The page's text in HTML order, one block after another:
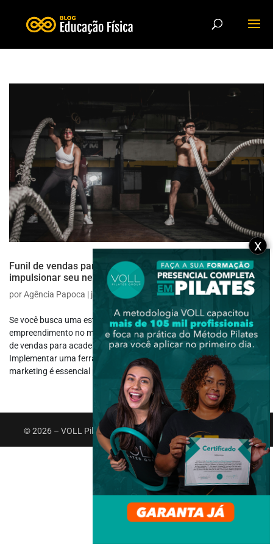
Funil de vendas para academia: passo a passo para
impulsionar seu negócio
porAgência Papoca | jun 17, 2024| Atuação Profissional,Carreira
Se você busca uma estratégia para impulsionar seu
empreendimento no mundo do esporte e da atividade física, o funil
de vendas para academia pode ser o que você procura.
Implementar uma ferramenta de funil de vendas em suas ações de
marketing é essencial para o sucesso...
© 2026 – VOLL Pilates Group. Todos os direitos reservados.
X